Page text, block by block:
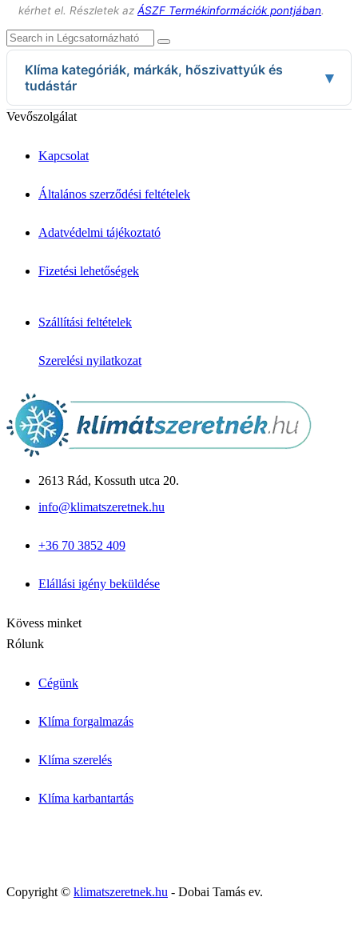
kérhet el. Részletek az ÁSZF Termékinformációk pontjában.
Klíma kategóriák, márkák, hőszivattyúk és
tudástár
▾
Klíma kategóriák
Mobil klímák
Légtisztítók
Klíma márkák
Mitsubishi klíma
Fujitsu klíma
Gree klíma
Midea klíma
Hőszivattyú
Monoblokkos
Split rendszerű
Csomagajánlatok
Panasonic Aquarea
Midea M-Thermal
Fujitsu Waterstage
Csendes hálószoba klíma
Blog cikkek
Vevőszolgálat
Kapcsolat
Általános szerződési feltételek
Adatvédelmi tájékoztató
Fizetési lehetőségek
Szállítási feltételek
Szerelési nyilatkozat
2613 Rád, Kossuth utca 20.
info@klimatszeretnek.hu
+36 70 3852 409
Elállási igény beküldése
Kövess minket
Rólunk
Cégünk
Klíma forgalmazás
Klíma szerelés
Klíma karbantartás
Copyright © klimatszeretnek.hu - Dobai Tamás ev.